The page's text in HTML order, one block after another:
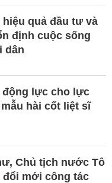
quả đầu tư và
định cuộc sống
dân
động lực cho lực
hài cốt liệt sĩ
Chủ tịch nước Tô
đổi mới công tác